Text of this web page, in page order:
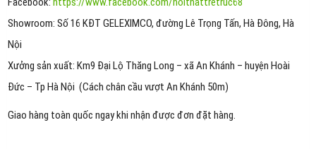
Showroom: Số 16 KĐT GELEXIMCO, đường Lê Trọng Tấn, Hà Đông, Hà
Nội
Xưởng sản xuất: Km9 Đại Lộ Thăng Long – xã An Khánh – huyện Hoài
Đức – Tp Hà Nội (Cách chân cầu vượt An Khánh 50m)
Giao hàng toàn quốc ngay khi nhận được đơn đặt hàng.